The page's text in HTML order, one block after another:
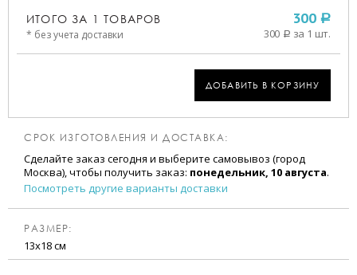
ИТОГО ЗА 1 ТОВАРОВ
* без учета доставки
300 a
300 a за 1 шт.
ДОБАВИТЬ В КОРЗИНУ
СРОК ИЗГОТОВЛЕНИЯ И ДОСТАВКА:
Сделайте заказ сегодня и выберите самовывоз (город
Москва), чтобы получить заказ: понедельник, 10 августа.
Посмотреть другие варианты доставки
РАЗМЕР:
13х18 см